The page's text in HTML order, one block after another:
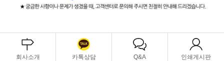
회사소개 카톡상담 Q&A 인쇄게시판